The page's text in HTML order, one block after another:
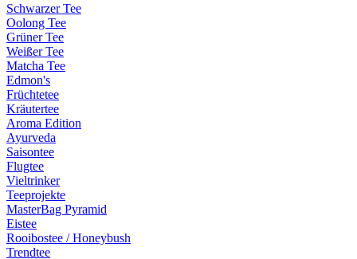
Schwarzer Tee
Oolong Tee
Grüner Tee
Weißer Tee
Matcha Tee
Edmon's
Früchtetee
Kräutertee
Aroma Edition
Ayurveda
Saisontee
Flugtee
Vieltrinker
Teeprojekte
MasterBag Pyramid
Eistee
Rooibostee / Honeybush
Trendtee